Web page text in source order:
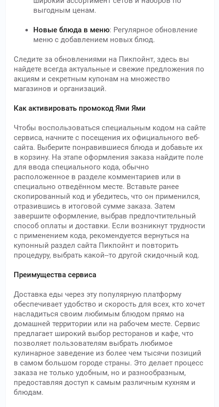
выгодным ценам.
Новые блюда в меню: Регулярное обновление
меню с добавлением новых блюд.
Следите за обновлениями на Пикпойнт, здесь вы
найдете всегда актуальные и свежие предложения по
акциям и секретным купонам на множество
магазинов и организаций.
Как активировать промокод Ями Ями
Чтобы воспользоваться специальным кодом на сайте
сервиса, начните с посещения их официального веб-
сайта. Выберите понравившиеся блюда и добавьте их
в корзину. На этапе оформления заказа найдите поле
для ввода специального кода, обычно
расположенное в разделе комментариев или в
специально отведённом месте. Вставьте ранее
скопированный код и убедитесь, что он применился,
отразившись в итоговой сумме заказа. Затем
завершите оформление, выбрав предпочтительный
способ оплаты и доставки. Если возникнут трудности
с применением кода, рекомендуется вернуться на
купонный раздел сайта Пикпойнт и повторить
процедуру, выбрать какой--то другой скидочный код.
Преимущества сервиса
Доставка еды через эту популярную платформу
обеспечивает удобство и скорость для всех, кто хочет
насладиться своим любимым блюдом прямо на
домашней территории или на рабочем месте. Сервис
предлагает широкий выбор ресторанов и кафе, что
позволяет пользователям выбрать любимое
кулинарное заведение из более чем тысячи позиций
в самом большом городе страны. Это делает процесс
заказа не только удобным, но и разнообразным,
предоставляя доступ к самым различным кухням и
блюдам.